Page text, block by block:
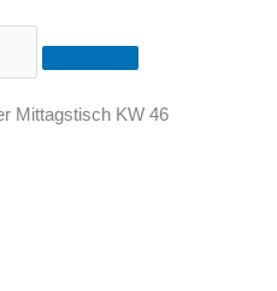
Mittagstisch KW 46